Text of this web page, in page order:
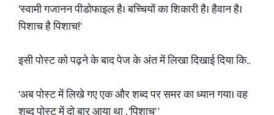
'स्वामी गजानन पीडोफाइल है। बच्चियों का शिकारी है। हैवान है।
पिशाच है पिशाच!'
इसी पोस्ट को पढ़ने के बाद पेज के अंत में लिखा दिखाई दिया कि..
'अब पोस्ट में लिखे गए एक और शब्द पर समर का ध्यान गया। वह